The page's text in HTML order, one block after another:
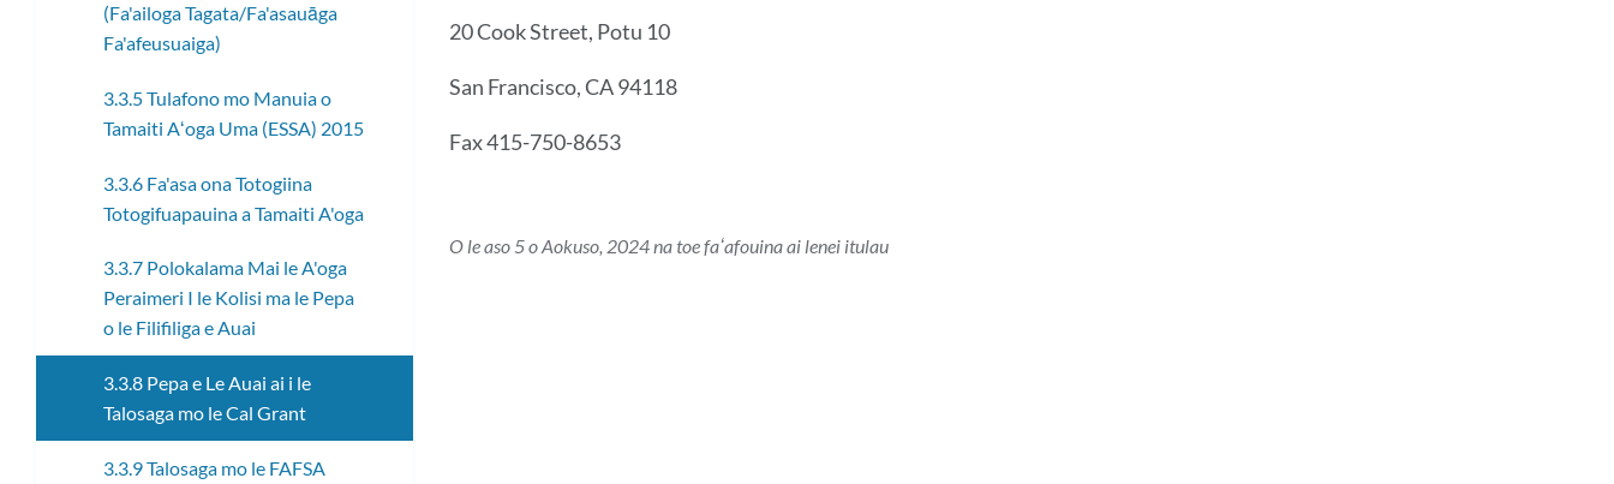
20 Cook Street, Potu 10
San Francisco, CA 94118
Fax 415-750-8653
O le aso 5 o Aokuso, 2024 na toe faʻafouina ai lenei itulau
(Fa'ailoga Tagata/Fa'asauāga
Fa'afeusuaiga)
3.3.5 Tulafono mo Manuia o
Tamaiti Aʻoga Uma (ESSA) 2015
3.3.6 Fa'asa ona Totogiina
Totogifuapauina a Tamaiti A'oga
3.3.7 Polokalama Mai le A'oga
Peraimeri I le Kolisi ma le Pepa
o le Filifiliga e Auai
3.3.8 Pepa e Le Auai ai i le
Talosaga mo le Cal Grant
3.3.9 Talosaga mo le FAFSA